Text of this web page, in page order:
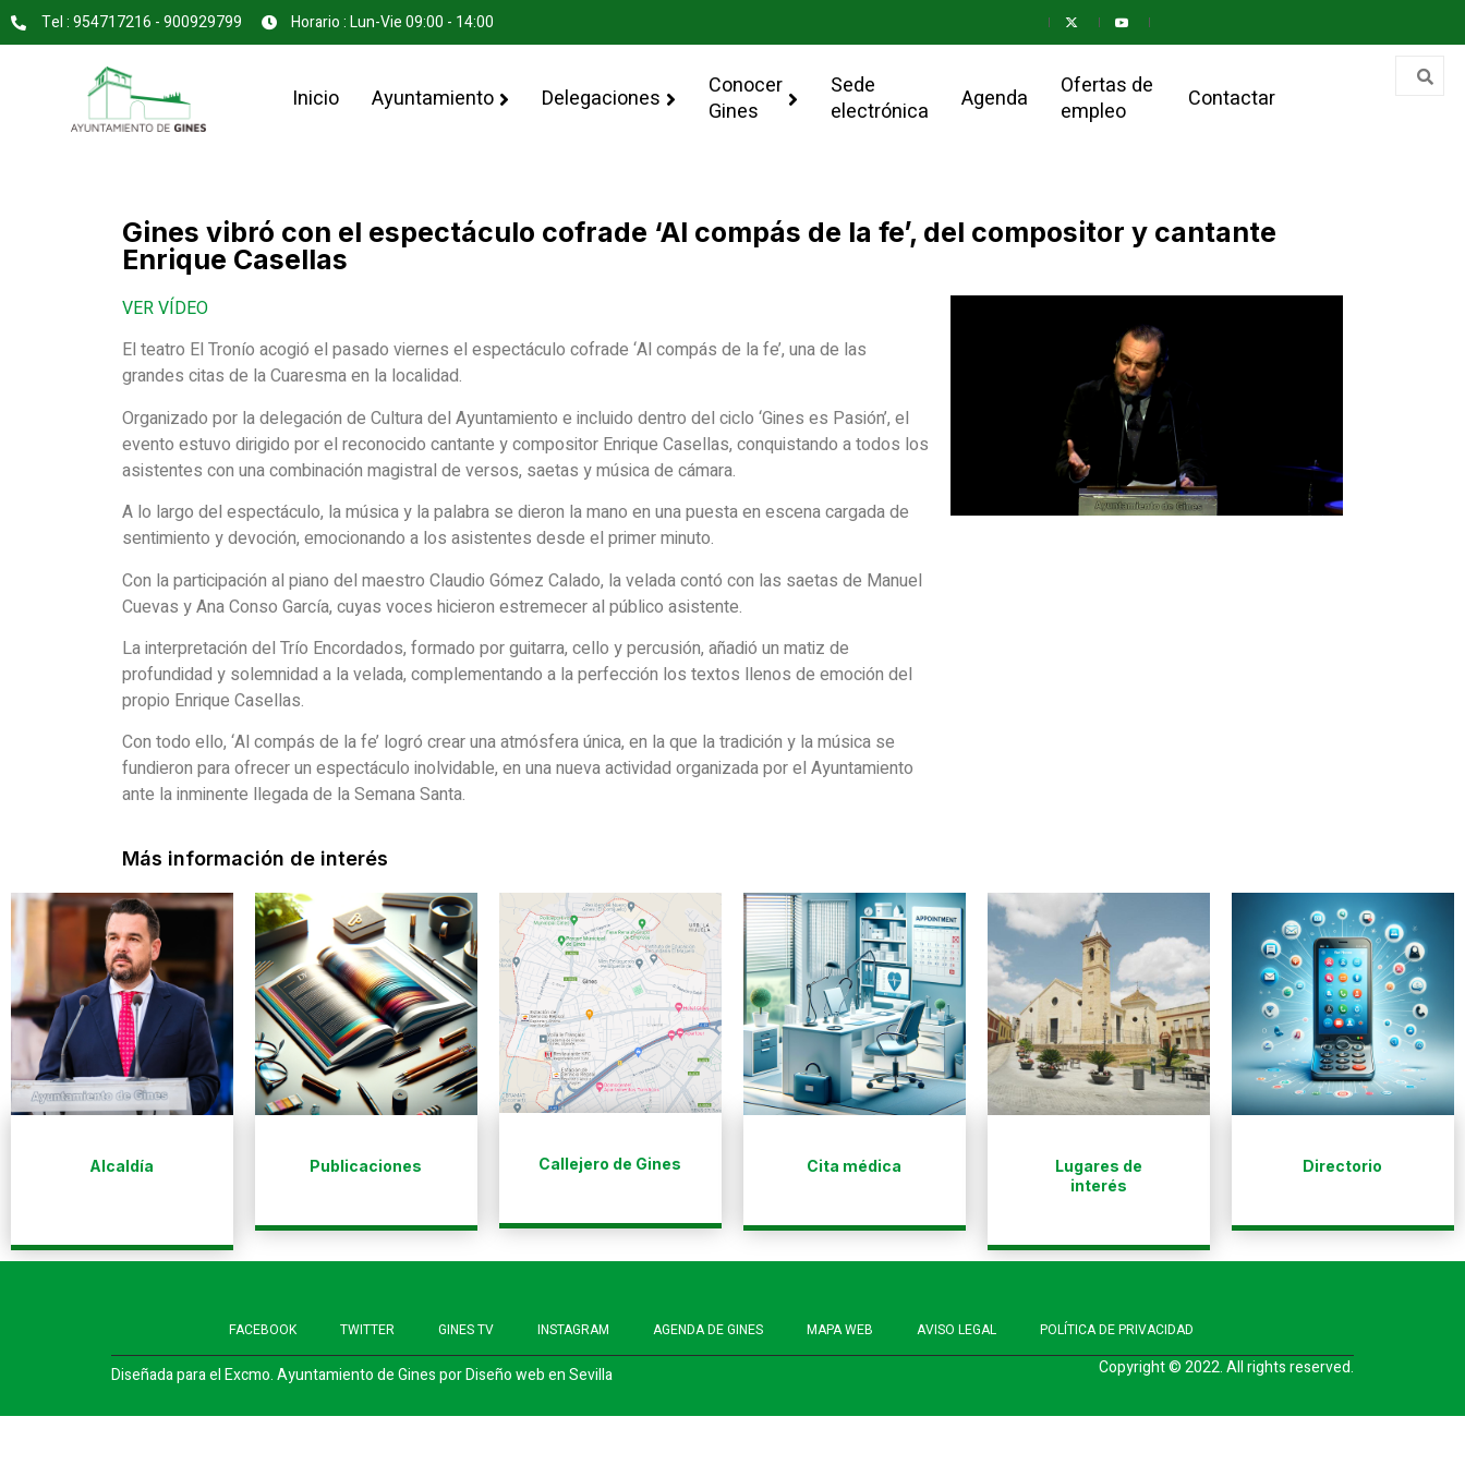
Tel : 954717216 - 900929799 Horario : Lun-Vie 09:00 - 14:00
Inicio Ayuntamiento Delegaciones
Conocer
Gines
Sede
electrónica
Agenda
Ofertas de
empleo
Contactar
Gines vibró con el espectáculo cofrade ‘Al compás de la fe’, del compositor y cantante
Enrique Casellas
VER VÍDEO
El teatro El Tronío acogió el pasado viernes el espectáculo cofrade ‘Al compás de la fe’, una de las
grandes citas de la Cuaresma en la localidad.
Organizado por la delegación de Cultura del Ayuntamiento e incluido dentro del ciclo ‘Gines es Pasión’, el
evento estuvo dirigido por el reconocido cantante y compositor Enrique Casellas, conquistando a todos los
asistentes con una combinación magistral de versos, saetas y música de cámara.
A lo largo del espectáculo, la música y la palabra se dieron la mano en una puesta en escena cargada de
sentimiento y devoción, emocionando a los asistentes desde el primer minuto.
Con la participación al piano del maestro Claudio Gómez Calado, la velada contó con las saetas de Manuel
Cuevas y Ana Conso García, cuyas voces hicieron estremecer al público asistente.
La interpretación del Trío Encordados, formado por guitarra, cello y percusión, añadió un matiz de
profundidad y solemnidad a la velada, complementando a la perfección los textos llenos de emoción del
propio Enrique Casellas.
Con todo ello, ‘Al compás de la fe’ logró crear una atmósfera única, en la que la tradición y la música se
fundieron para ofrecer un espectáculo inolvidable, en una nueva actividad organizada por el Ayuntamiento
ante la inminente llegada de la Semana Santa.
Más información de interés
Alcaldía Publicaciones Callejero de Gines Cita médica
Lugares de
interés
Directorio
FACEBOOK TWITTER GINES TV INSTAGRAM AGENDA DE GINES MAPA WEB AVISO LEGAL POLÍTICA DE PRIVACIDAD
Diseñada para el Excmo. Ayuntamiento de Gines porDiseño web en Sevilla Copyright © 2022. All rights reserved.